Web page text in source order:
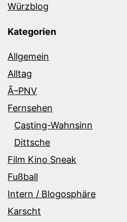
Würzblog
Kategorien
Allgemein
Alltag
Ã–PNV
Fernsehen
Casting-Wahnsinn
Dittsche
Film Kino Sneak
Fußball
Intern / Blogosphäre
Karscht